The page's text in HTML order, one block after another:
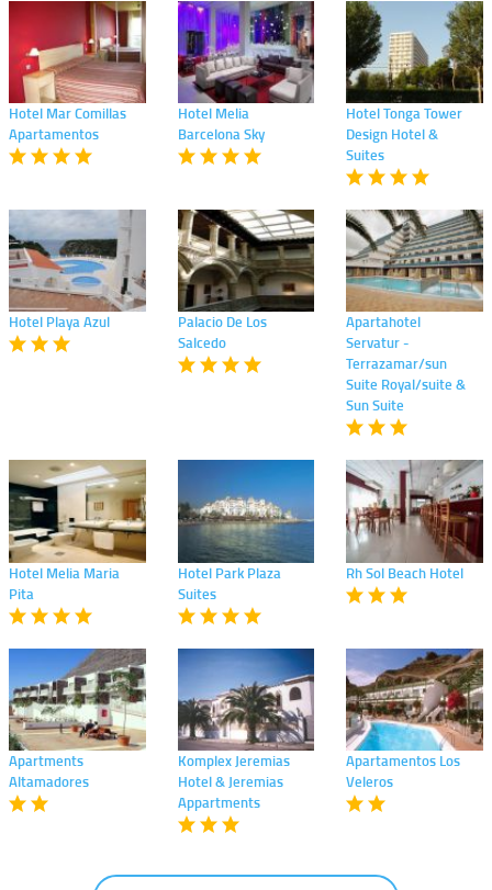
Hotel Mar Comillas
Apartamentos
Hotel Melia
Barcelona Sky
Hotel Tonga Tower
Design Hotel &
Suites
Hotel Playa Azul
Palacio De Los
Salcedo
Apartahotel
Servatur -
Terrazamar/sun
Suite Royal/suite &
Sun Suite
Hotel Melia Maria
Pita
Hotel Park Plaza
Suites
Rh Sol Beach Hotel
Apartments
Altamadores
Komplex Jeremias
Hotel & Jeremias
Appartments
Apartamentos Los
Veleros